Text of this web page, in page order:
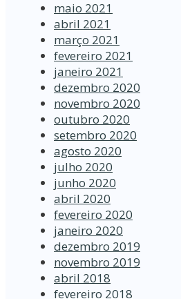
maio 2021
abril 2021
março 2021
fevereiro 2021
janeiro 2021
dezembro 2020
novembro 2020
outubro 2020
setembro 2020
agosto 2020
julho 2020
junho 2020
abril 2020
fevereiro 2020
janeiro 2020
dezembro 2019
novembro 2019
abril 2018
fevereiro 2018